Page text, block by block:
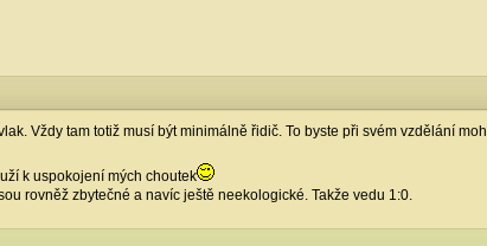
Vždy tam totiž musí být minimálně řidič. To byste při svém vzdělání
k uspokojení mých choutek
rovněž zbytečné a navíc ještě neekologické. Takže vedu 1:0.